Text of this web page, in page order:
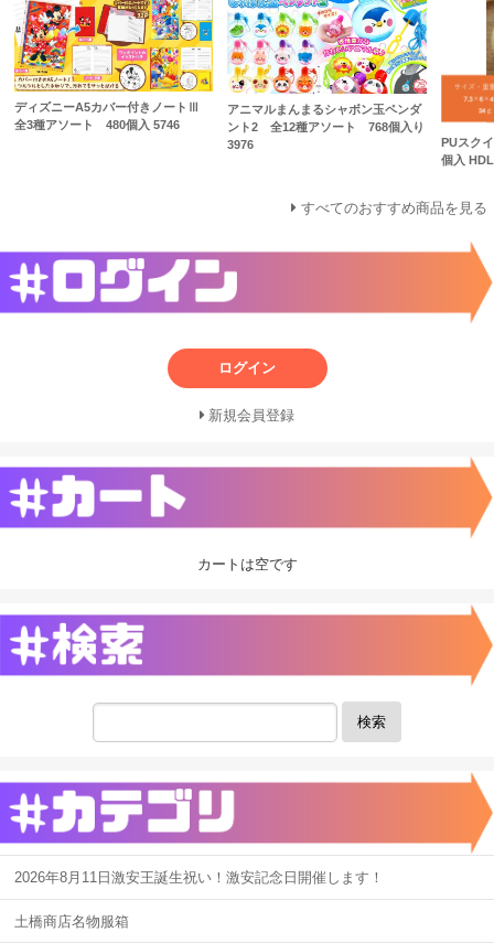
ディズニーA5カバー付きノートⅢ
全3種アソート 480個入 5746
アニマルまんまるシャボン玉ペンダ
ント2 全12種アソート 768個入り
3976
PUスク
個入
すべてのおすすめ商品を見る
ログイン
新規会員登録
カートは空です
検索
2026年8月11日激安王誕生祝い！激安記念日開催します！
土橋商店名物服箱